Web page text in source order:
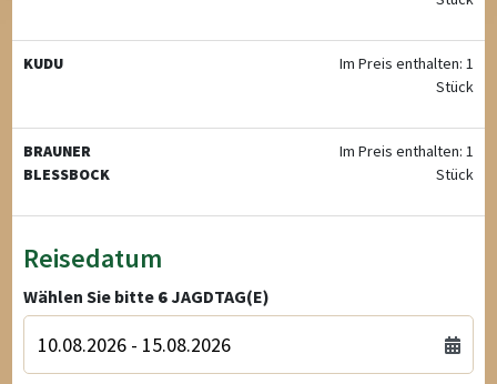
KUDU
Im Preis enthalten: 1
Stück
BRAUNER
BLESSBOCK
Im Preis enthalten: 1
Stück
Reisedatum
Wählen Sie bitte 6JAGDTAG(E)